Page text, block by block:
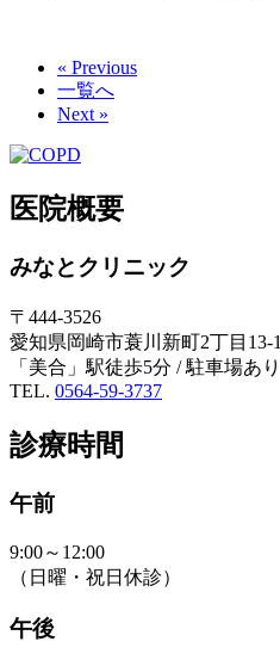
« Previous
一覧へ
Next »
医院概要
みなとクリニック
〒444-3526
愛知県岡崎市蓑川新町2丁目13-1
「美合」駅徒歩5分 / 駐車場あり
TEL. 0564-59-3737
診療時間
午前
9:00～12:00
（日曜・祝日休診）
午後